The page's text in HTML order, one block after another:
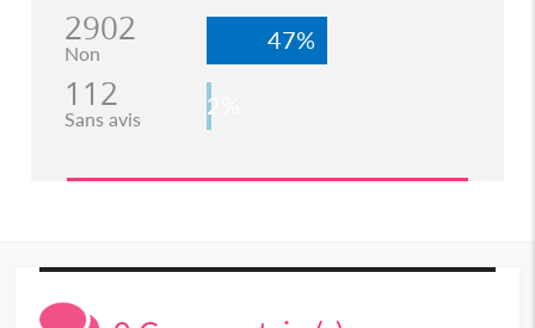
2902
Non 47%
112
Sans avis 2%